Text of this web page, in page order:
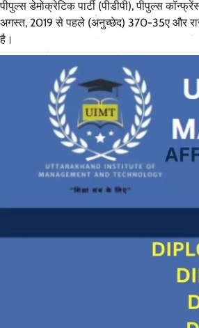
पीपुल्स डेमोक्रेटिक पार्टी (पीडीपी), पीपुल्स
अगस्त, 2019 से पहले (अनुच्छेद) 370-35ए और
है।